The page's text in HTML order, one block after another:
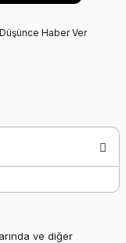
Haber Ver
ve diğer